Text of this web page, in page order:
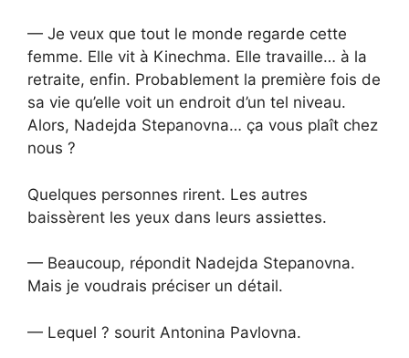
— Je veux que tout le monde regarde cette
femme. Elle vit à Kinechma. Elle travaille… à la
retraite, enfin. Probablement la première fois de
sa vie qu’elle voit un endroit d’un tel niveau.
Alors, Nadejda Stepanovna… ça vous plaît chez
nous ?
Quelques personnes rirent. Les autres
baissèrent les yeux dans leurs assiettes.
— Beaucoup, répondit Nadejda Stepanovna.
Mais je voudrais préciser un détail.
— Lequel ? sourit Antonina Pavlovna.